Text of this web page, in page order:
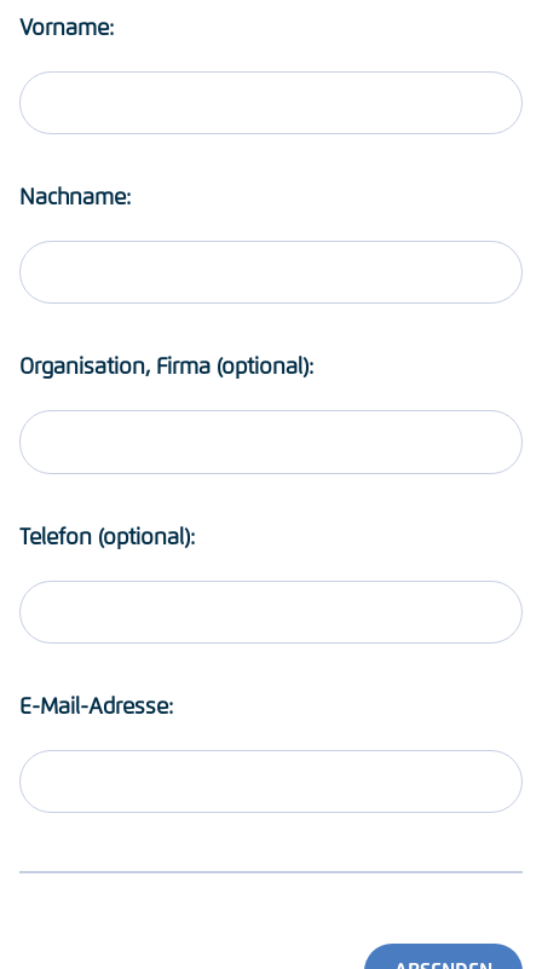
Vorname:
Nachname:
Organisation, Firma (optional):
Telefon (optional):
E-Mail-Adresse: